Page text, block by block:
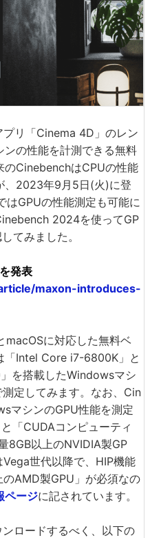
プリ「Cinema 4D」のレン
ンの性能を計測できる無料
のCinebenchはCPUの性能
、2023年9月5日(火)に登
はGPUの性能測定も可能に
2024を使ってGP
てみました。
発表
maxon-introduces-
に対応した無料ベ
「Intel Core i7-6800K」と
を搭載したWindowsマシ
定してみます。なお、Cin
マシンのGPU性能を測定
「CUDAコンピューティ
8GB以上のNVIDIA製GP
世代以降で、HIP機能
AMD製GPU」が必須なの
ページに記されています。
ロードするべく、以下の